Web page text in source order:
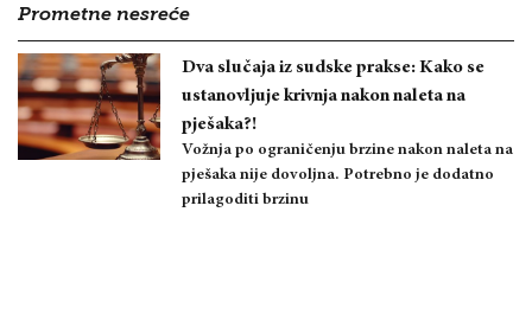
Prometne nesreće
Dva slučaja iz sudske prakse: Kako se
ustanovljuje krivnja nakon naleta na
pješaka?!
Vožnja po ograničenju brzine nakon naleta na
pješaka nije dovoljna. Potrebno je dodatno
prilagoditi brzinu